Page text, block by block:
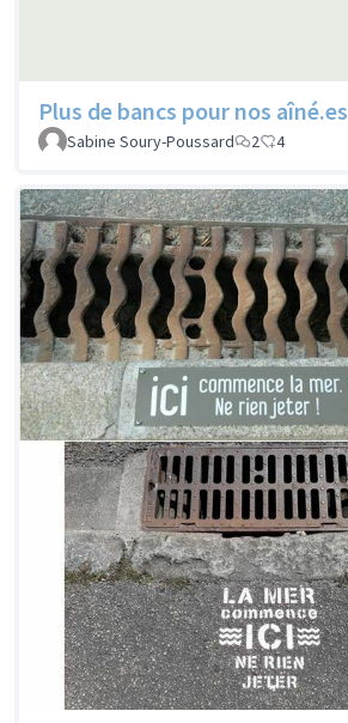
Plus de bancs pour nos aîné.es
Sabine Soury-Poussard
2 4